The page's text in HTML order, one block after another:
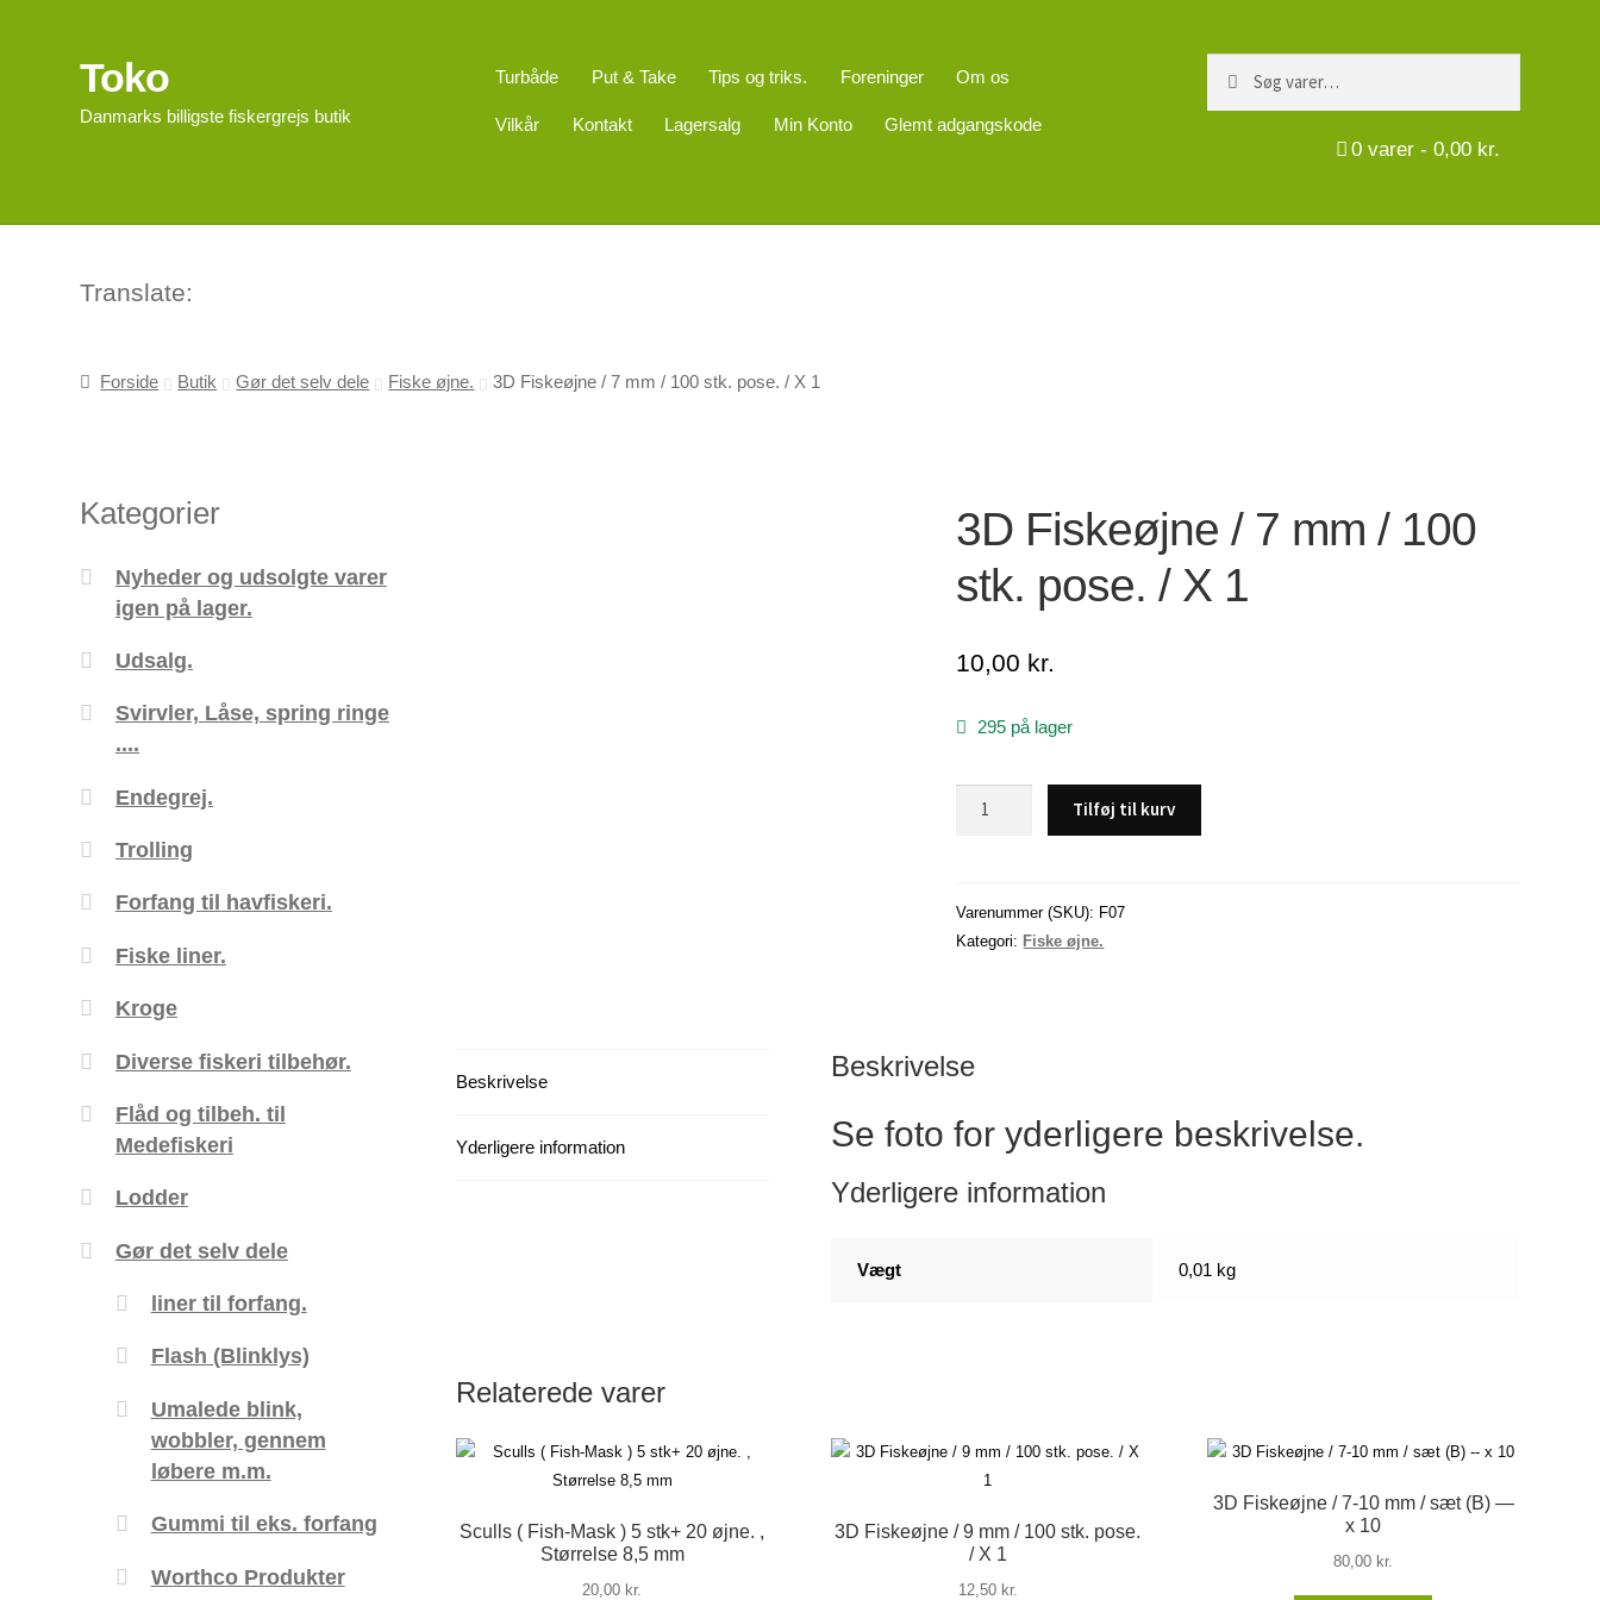
Spring
til
navigation
Spring
til
indhold
Toko
Danmarks billigste fiskergrejs butik
Turbåde Put & Take Tips og triks. Foreninger Om os
Vilkår Kontakt Lagersalg Min Konto Glemt adgangskode
0varer - 0,00 kr.
Translate:
Forside Butik Gør det selv dele Fiske øjne. 3D Fiskeøjne / 7 mm / 100 stk. pose. / X 1
3D Fiskeøjne / 7 mm / 100
stk. pose. / X 1
10,00 kr.
295 på lager
mm
/
X
antal
Tilføj til kurv
Varenummer (SKU): F07
Kategori: Fiske øjne.
Beskrivelse
Yderligere information
Beskrivelse
Se foto for yderligere beskrivelse.
Yderligere information
Vægt 0,01 kg
Relaterede varer
Sculls ( Fish-Mask ) 5 stk+ 20 øjne. ,
Størrelse 8,5 mm
20,00 kr.
3D Fiskeøjne / 9 mm / 100 stk. pose.
/ X 1
12,50 kr.
3D Fiskeøjne / 7-10 mm / sæt (B) —
x 10
80,00 kr.
Kategorier
Nyheder og udsolgte varer
igen på lager.
Udsalg.
Svirvler, Låse, spring ringe
....
Endegrej.
Trolling
Forfang til havfiskeri.
Fiske liner.
Kroge
Diverse fiskeri tilbehør.
Flåd og tilbeh. til
Medefiskeri
Lodder
Gør det selv dele
liner til forfang.
Flash (Blinklys)
Umalede blink,
wobbler, gennem
løbere m.m.
Gummi til eks. forfang
Worthco Produkter